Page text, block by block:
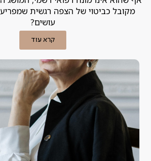
מקובל כביטוי של הצפה רגשית
עושים?
קרא עוד